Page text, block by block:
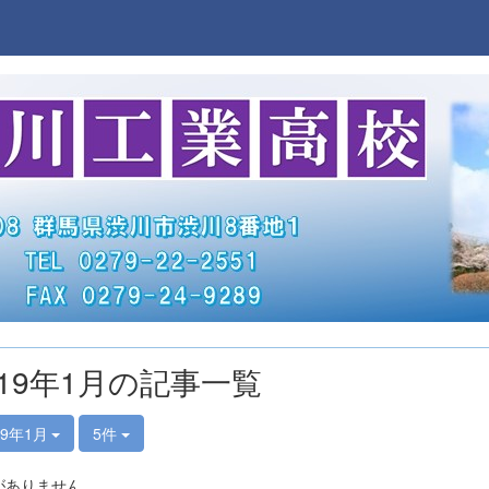
年1月の記事一覧
年1月 5件
りません。